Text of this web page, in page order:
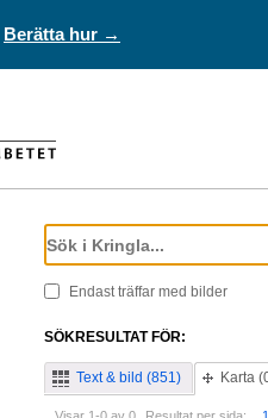
Berätta hur →
Endast träffar med bilder
SÖKRESULTAT FÖR:
Text & bild (851) Karta